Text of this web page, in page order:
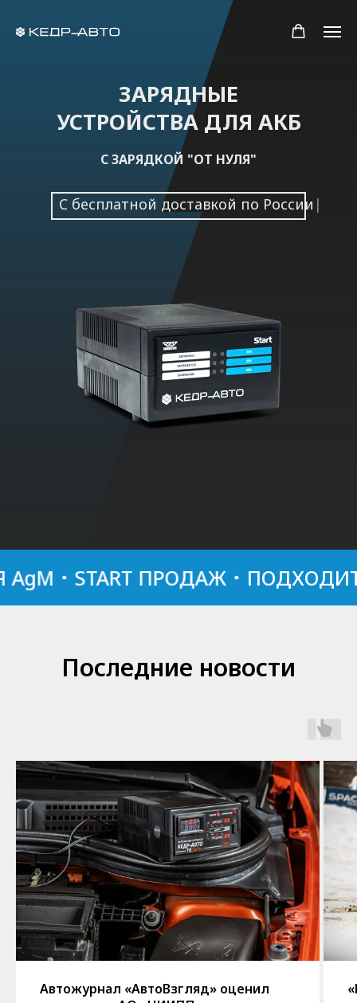
С ЗАРЯДКОЙ "ОТ НУЛЯ"
ЗАРЯДНЫЕ
УСТРОЙСТВА ДЛЯ АКБ
C бесплатной до|
START ПРОДАЖ ПОДХОДИТ
Последние новости
Автожурнал «АвтоВзгляд» оценил